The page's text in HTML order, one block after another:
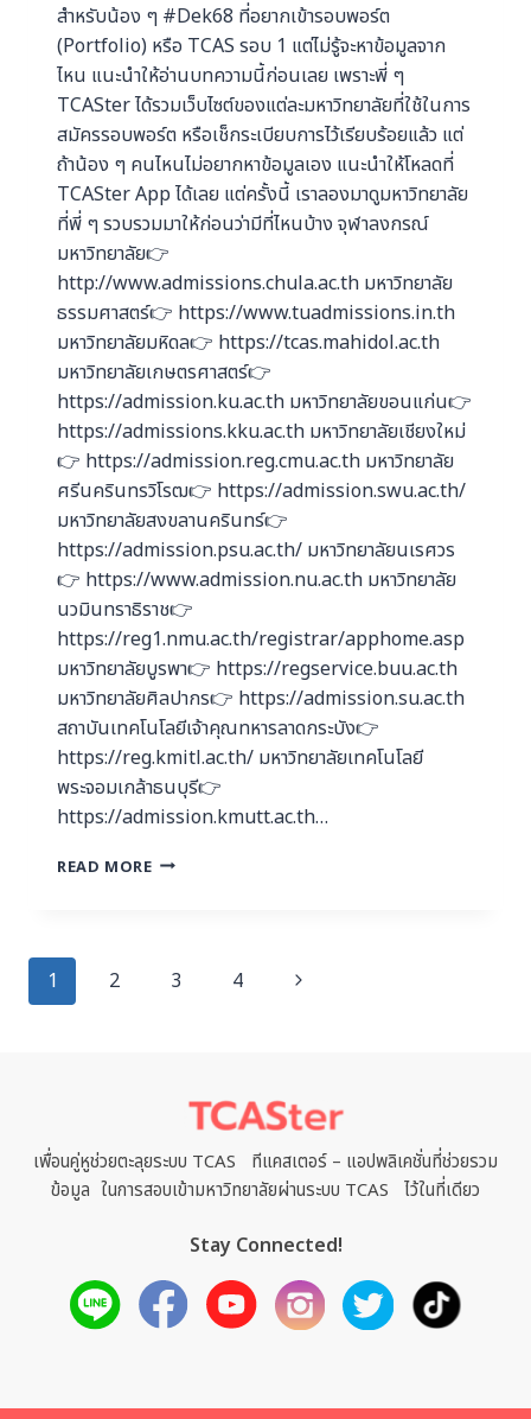
สำหรับน้อง ๆ #Dek68 ที่อยากเข้ารอบพอร์ต
(Portfolio) หรือ TCAS รอบ 1 แต่ไม่รู้จะหาข้อมูลจาก
ไหน แนะนำให้อ่านบทความนี้ก่อนเลย เพราะพี่ ๆ
TCASter ได้รวมเว็บไซต์ของแต่ละมหาวิทยาลัยที่ใช้ในการ
สมัครรอบพอร์ต หรือเช็กระเบียบการไว้เรียบร้อยแล้ว แต่
ถ้าน้อง ๆ คนไหนไม่อยากหาข้อมูลเอง แนะนำให้โหลดที่
TCASter App ได้เลย แต่ครั้งนี้ เราลองมาดูมหาวิทยาลัย
ที่พี่ ๆ รวบรวมมาให้ก่อนว่ามีที่ไหนบ้าง จุฬาลงกรณ์
มหาวิทยาลัย👉
http://www.admissions.chula.ac.th มหาวิทยาลัย
ธรรมศาสตร์👉 https://www.tuadmissions.in.th
มหาวิทยาลัยมหิดล👉 https://tcas.mahidol.ac.th
มหาวิทยาลัยเกษตรศาสตร์👉
https://admission.ku.ac.th มหาวิทยาลัยขอนแก่น👉
https://admissions.kku.ac.th มหาวิทยาลัยเชียงใหม่
👉 https://admission.reg.cmu.ac.th มหาวิทยาลัย
ศรีนครินทรวิโรฒ👉 https://admission.swu.ac.th/
มหาวิทยาลัยสงขลานครินทร์👉
https://admission.psu.ac.th/ มหาวิทยาลัยนเรศวร
👉 https://www.admission.nu.ac.th มหาวิทยาลัย
นวมินทราธิราช👉
https://reg1.nmu.ac.th/registrar/apphome.asp
มหาวิทยาลัยบูรพา👉 https://regservice.buu.ac.th
มหาวิทยาลัยศิลปากร👉 https://admission.su.ac.th
สถาบันเทคโนโลยีเจ้าคุณทหารลาดกระบัง👉
https://reg.kmitl.ac.th/ มหาวิทยาลัยเทคโนโลยี
พระจอมเกล้าธนบุรี👉
https://admission.kmutt.ac.th…
READ MORE
1 2 3 4
เพื่อนคู่หูช่วยตะลุยระบบ TCAS ทีแคสเตอร์ – แอปพลิเคชั่นที่ช่วยรวม
ข้อมูล ในการสอบเข้ามหาวิทยาลัยผ่านระบบ TCAS ไว้ในที่เดียว
Stay Connected!